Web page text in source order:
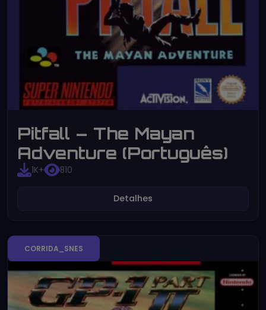
Pitfall – The Mayan
Adventure (Português)
1K+ 810
Detalhes
CORRIDA_SNES